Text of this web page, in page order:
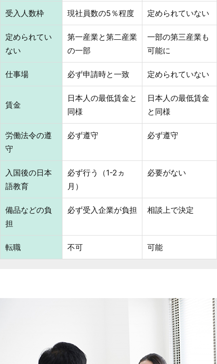
受入人数枠 現社員数の5％程度 定められていない
定められてい
ない
第一産業と第二産業
の一部
一部の第三産業も
可能に
仕事場 必ず申請時と一致 定められていない
賃金
日本人の最低賃金と
同様
日本人の最低賃金
と同様
労働法令の遵
守
必ず遵守 必ず遵守
入国後の日本
語教育
必ず行う（1-2ヵ
月）
必要がない
備品などの負
担
必ず受入企業が負担 相談上で決定
転職 不可 可能